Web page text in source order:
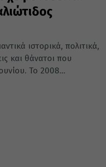
ιστορικά, πολιτικά,
και θάνατοι που
Το 2008...